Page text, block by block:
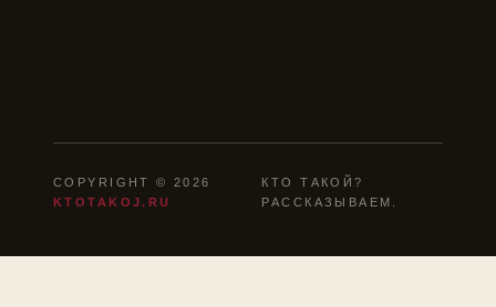
COPYRIGHT © 2026
KTOTAKOJ.RU
КТО ТАКОЙ?
РАССКАЗЫВАЕМ.